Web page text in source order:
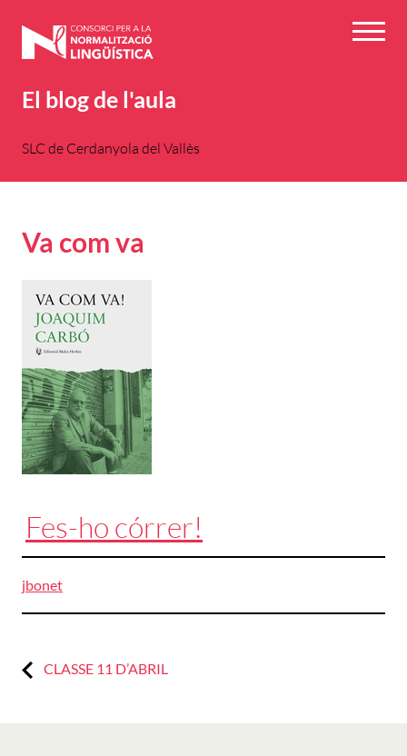
El blog de l'aula
SLC de Cerdanyola del Vallès
Va com va
Fes-ho córrer!
jbonet
Navegació
Previous:
CLASSE 11 D’ABRIL